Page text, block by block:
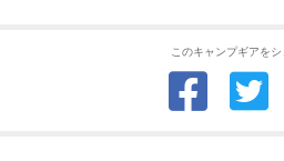
このキャンプギアを